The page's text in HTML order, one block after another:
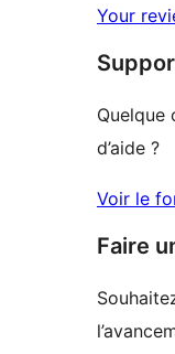
Your
Quelque
d’aide ?
Voir le
Faire